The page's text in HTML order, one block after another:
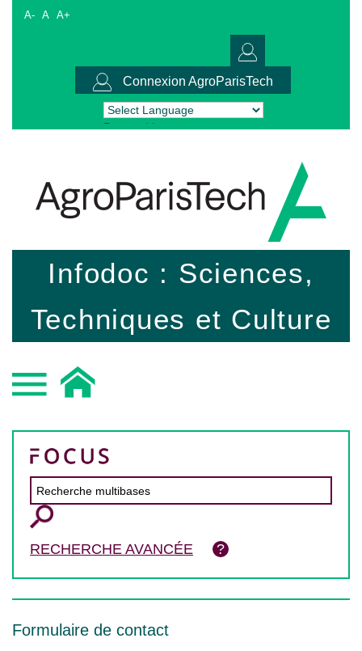
A- A A+
Connexion AgroParisTech
Powered by Translate
Infodoc : Sciences,
Techniques et Culture
RECHERCHE AVANCÉE
Formulaire de contact